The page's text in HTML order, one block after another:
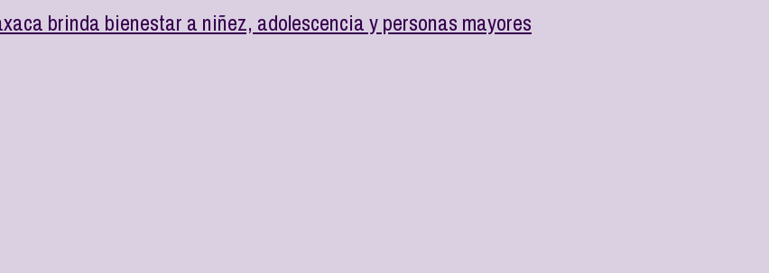
brinda bienestar a niñez, adolescencia y personas mayores